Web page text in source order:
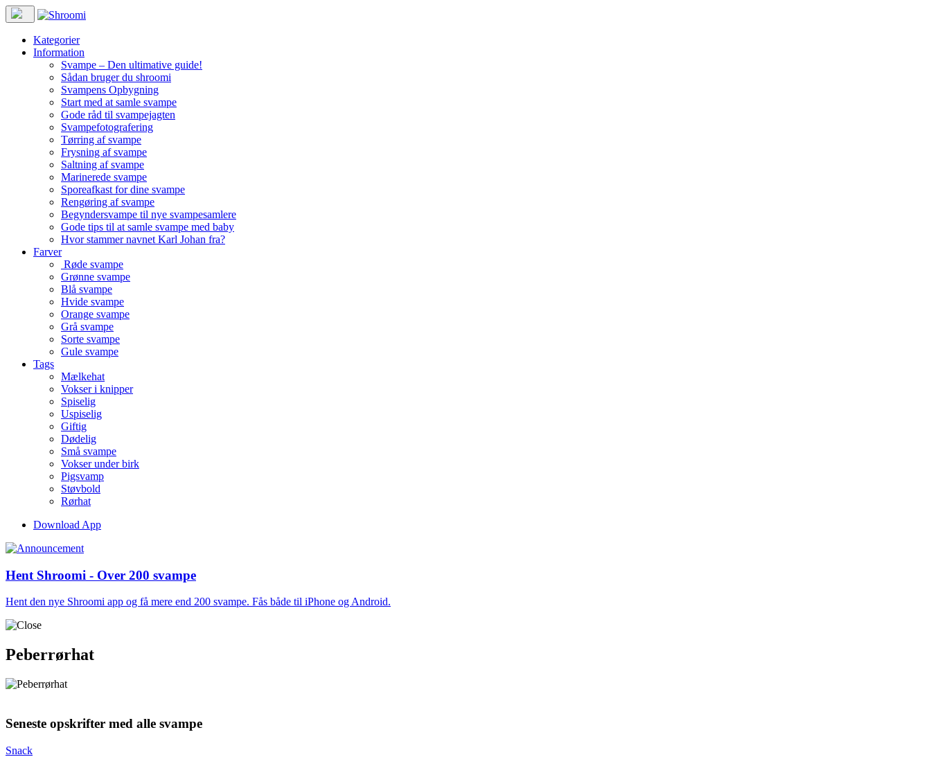
Kategorier
Information
Svampe – Den ultimative guide!
Sådan bruger du shroomi
Svampens Opbygning
Start med at samle svampe
Gode råd til svampejagten
Svampefotografering
Tørring af svampe
Frysning af svampe
Saltning af svampe
Marinerede svampe
Sporeafkast for dine svampe
Rengøring af svampe
Begyndersvampe til nye svampesamlere
Gode tips til at samle svampe med baby
Hvor stammer navnet Karl Johan fra?
Farver
Røde svampe
Grønne svampe
Blå svampe
Hvide svampe
Orange svampe
Grå svampe
Sorte svampe
Gule svampe
Tags
Mælkehat
Vokser i knipper
Spiselig
Uspiselig
Giftig
Dødelig
Små svampe
Vokser under birk
Pigsvamp
Støvbold
Rørhat
Download App
Hent Shroomi - Over 200 svampe
Hent den nye Shroomi app og få mere end 200 svampe. Fås både til iPhone og Android.
Peberrørhat
Seneste opskrifter med alle svampe
Snack